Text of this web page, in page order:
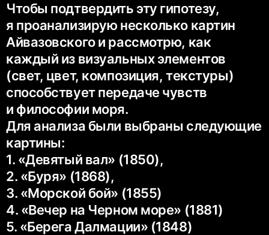
Чтобы подтвердить эту гипотезу,
я проанализирую несколько картин
Айвазовского и рассмотрю, как
каждый из визуальных элементов
(свет, цвет, композиция, текстуры)
способствует передаче чувств
и философии моря.
Для анализа были выбраны следующие
картины:
1. «Девятый вал» (1850),
2. «Буря» (1868),
3. «Морской бой» (1855)
4. «Вечер на Черном море» (1881)
5. «Берега Далмации» (1848)